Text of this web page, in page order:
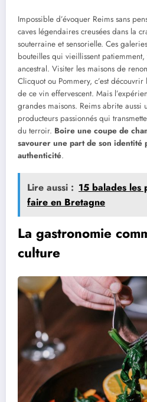
Impossible d’évoquer Reims sans
caves légendaires creusées dans la
souterraine et sensorielle. Ces
bouteilles qui vieillissent
ancestral. Visiter les maisons de
Clicquot ou Pommery, c’est
de ce vin effervescent. Mais
grandes maisons. Reims abrite aussi
producteurs passionnés qui
du terroir. Boire une coupe de
savourer une part de son identité
authenticité.
Lire aussi : 15 balades les
faire en Bretagne
La gastronomie
culture